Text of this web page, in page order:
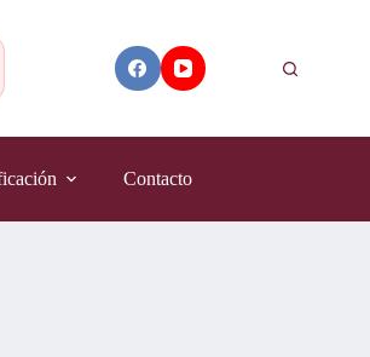
Contacto